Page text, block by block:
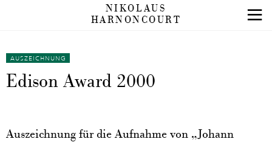
NIKOLAUS
HARNONCOURT
AUSZEICHNUNG
Edison Award 2000
Auszeichnung für die Aufnahme von „Johann